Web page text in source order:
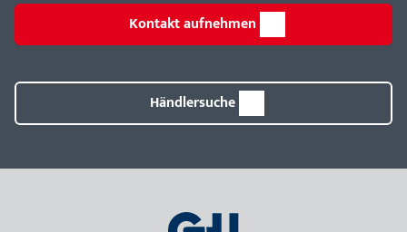
Kontakt aufnehmen
Händlersuche